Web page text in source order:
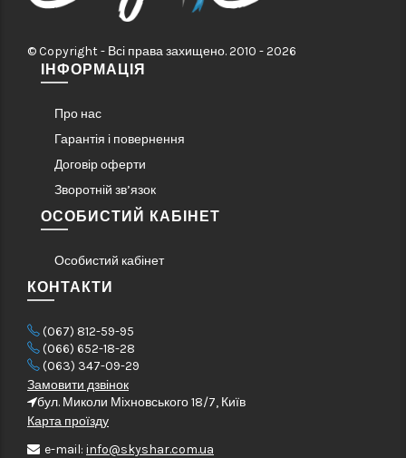
© Copyright - Всі права захищено. 2010 - 2026
ІНФОРМАЦІЯ
Про нас
Гарантія і повернення
Договір оферти
Зворотній зв’язок
ОСОБИСТИЙ КАБІНЕТ
Особистий кабінет
КОНТАКТИ
(067) 812-59-95
(066) 652-18-28
(063) 347-09-29
Замовити дзвінок
бул. Миколи Міхновського 18/7, Київ
Карта проїзду
e-mail: info@skyshar.com.ua